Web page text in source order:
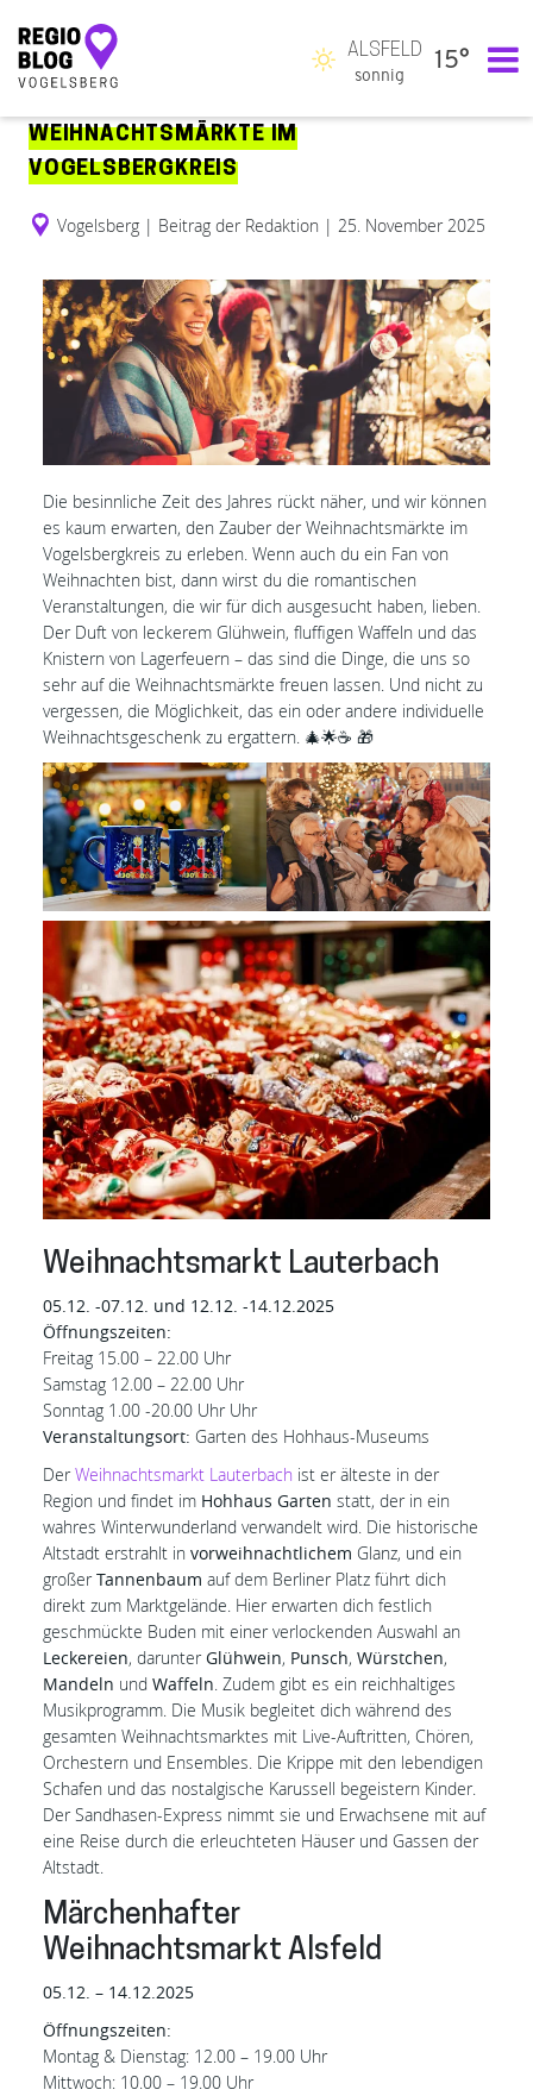
Hauptnavigation
ALSFELD
sonnig
15°
WEIHNACHTSMÄRKTE IM
VOGELSBERGKREIS
Vogelsberg | Beitrag der Redaktion | 25. November 2025
Die besinnliche Zeit des Jahres rückt näher, und wir können
es kaum erwarten, den Zauber der Weihnachtsmärkte im
Vogelsbergkreis zu erleben. Wenn auch du ein Fan von
Weihnachten bist, dann wirst du die romantischen
Veranstaltungen, die wir für dich ausgesucht haben, lieben.
Der Duft von leckerem Glühwein, fluffigen Waffeln und das
Knistern von Lagerfeuern – das sind die Dinge, die uns so
sehr auf die Weihnachtsmärkte freuen lassen. Und nicht zu
vergessen, die Möglichkeit, das ein oder andere individuelle
Weihnachtsgeschenk zu ergattern. 🎄🌟☕️ 🎁
Weihnachtsmarkt Lauterbach
05.12. -07.12. und 12.12. -14.12.2025
Öffnungszeiten:
Freitag 15.00 – 22.00 Uhr
Samstag 12.00 – 22.00 Uhr
Sonntag 1.00 -20.00 Uhr Uhr
Veranstaltungsort: Garten des Hohhaus-Museums
DerWeihnachtsmarkt Lauterbach ist er älteste in der
Region und findet im Hohhaus Garten statt, der in ein
wahres Winterwunderland verwandelt wird. Die historische
Altstadt erstrahlt in vorweihnachtlichem Glanz, und ein
großerTannenbaum auf dem Berliner Platz führt dich
direkt zum Marktgelände. Hier erwarten dich festlich
geschmückte Buden mit einer verlockenden Auswahl an
Leckereien, darunterGlühwein, Punsch, Würstchen,
Mandeln und Waffeln. Zudem gibt es ein reichhaltiges
Musikprogramm. Die Musik begleitet dich während des
gesamten Weihnachtsmarktes mit Live-Auftritten, Chören,
Orchestern und Ensembles. Die Krippe mit den lebendigen
Schafen und das nostalgische Karussell begeistern Kinder.
Der Sandhasen-Express nimmt sie und Erwachsene mit auf
eine Reise durch die erleuchteten Häuser und Gassen der
Altstadt.
Märchenhafter
Weihnachtsmarkt Alsfeld
05.12. – 14.12.2025
Öffnungszeiten:
Montag & Dienstag: 12.00 – 19.00 Uhr
Mittwoch: 10.00 – 19.00 Uhr